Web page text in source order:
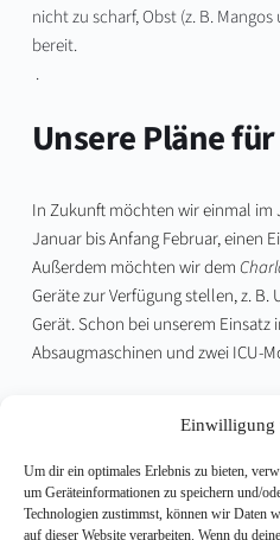
Einwilligung
Um dir ein optimales Erlebnis zu bieten,
um Geräteinformationen zu speichern und/
Technologien zustimmst, können wir Daten
auf dieser Website verarbeiten. Wenn du
nicht zu scharf, Obst (z. B.
bereit.
.
Unsere Pläne
In Zukunft möchten wir einmal im
Januar bis Anfang Februar, einen
Außerdem möchten wir dem
Geräte zur Verfügung stellen, z.
Gerät. Schon bei unserem
Absaugmaschinen und zwei ICU-
PREVIOUS
Medizinische Hilfe für Sanya